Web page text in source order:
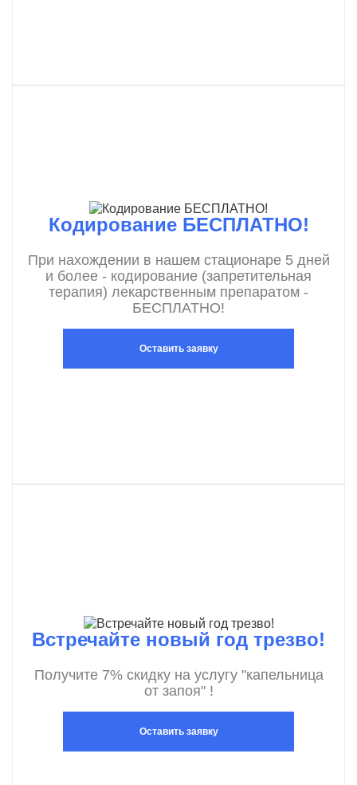
Кодирование БЕСПЛАТНО!
При нахождении в нашем стационаре 5 дней
и более - кодирование (запретительная
терапия) лекарственным препаратом -
БЕСПЛАТНО!
Оставить заявку
Встречайте новый год трезво!
Получите 7% скидку на услугу "капельница
от запоя" !
Оставить заявку